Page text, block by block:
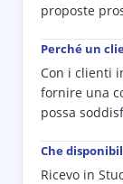
proposte
Perché un
Con i clienti
fornire una
possa
Che
Ricevo in